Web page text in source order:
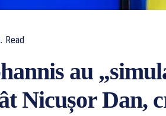
Read
au
Nicușor Dan,